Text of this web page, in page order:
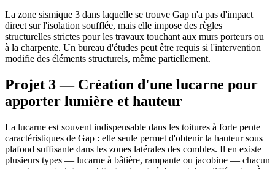
La zone sismique 3 dans laquelle se trouve Gap n'a pas d'impact
direct sur l'isolation soufflée, mais elle impose des règles
structurelles strictes pour les travaux touchant aux murs porteurs ou
à la charpente. Un bureau d'études peut être requis si l'intervention
modifie des éléments structurels, même partiellement.
Projet 3 — Création d'une lucarne pour
apporter lumière et hauteur
La lucarne est souvent indispensable dans les toitures à forte pente
caractéristiques de Gap : elle seule permet d'obtenir la hauteur sous
plafond suffisante dans les zones latérales des combles. Il en existe
plusieurs types — lucarne à bâtière, rampante ou jacobine — chacun